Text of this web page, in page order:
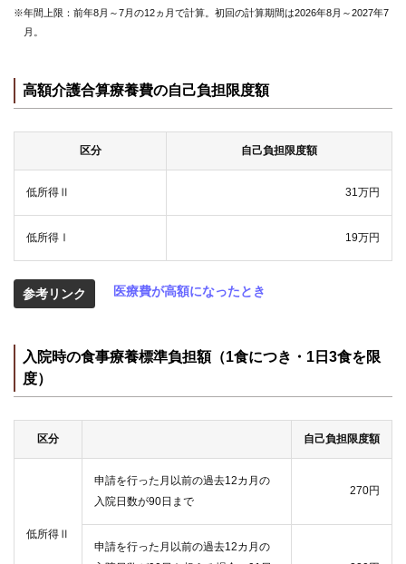
※年間上限：前年8月～7月の12ヵ月で計算。初回の計算期間は2026年8月～2027年7
月。
高額介護合算療養費の自己負担限度額
区分 自己負担限度額
低所得Ⅱ 31万円
低所得Ⅰ 19万円
参考リンク 医療費が高額になったとき
入院時の食事療養標準負担額（1食につき・1日3食を限
度）
区分 自己負担限度額
低所得Ⅱ
申請を行った月以前の過去12カ月の
入院日数が90日まで
270円
申請を行った月以前の過去12カ月の